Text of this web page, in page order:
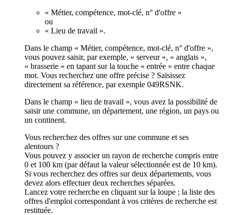
« Métier, compétence, mot-clé, n° d'offre »
ou
« Lieu de travail ».
Dans le champ « Métier, compétence, mot-clé, n° d'offre »,
vous pouvez saisir, par exemple, « serveur », « anglais »,
« brasserie » en tapant sur la touche « entrée » entre chaque
mot. Vous recherchez une offre précise ? Saisissez
directement sa référence, par exemple 049RSNK.
Dans le champ « lieu de travail », vous avez la possibilité de
saisir une commune, un département, une région, un pays ou
un continent.
Vous recherchez des offres sur une commune et ses
alentours ?
Vous pouvez y associer un rayon de recherche compris entre
0 et 100 km (par défaut la valeur sélectionnée est de 10 km).
Si vous recherchez des offres sur deux départements, vous
devez alors effectuer deux recherches séparées.
Lancez votre recherche en cliquant sur la loupe ; la liste des
offres d'emploi correspondant à vos critères de recherche est
restituée.